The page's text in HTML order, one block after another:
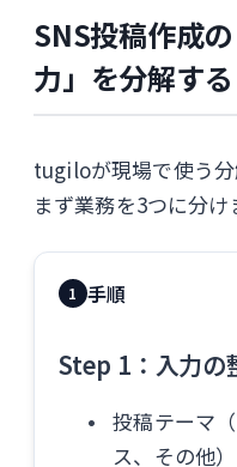
SNS投稿作成
力」を分解する
tugiloが現場で使う分
まず業務を3つに分け
1 手順
Step 1：入力の
投稿テーマ
ス、その他）